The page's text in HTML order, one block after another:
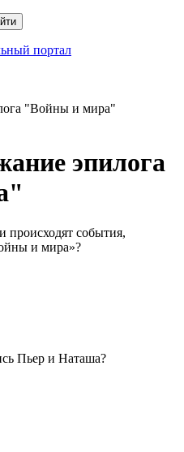
портал
"Войны и мира"
эпилога
происходят события,
и мира»?
Пьер и Наташа?